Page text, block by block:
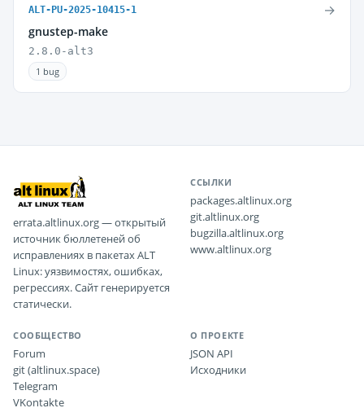
ALT-PU-2025-10415-1
gnustep-make
2.8.0-alt3
1 bug
→
errata.altlinux.org — открытый
источник бюллетеней об
исправлениях в пакетах ALT
Linux: уязвимостях, ошибках,
регрессиях. Сайт генерируется
статически.
ССЫЛКИ
packages.altlinux.org
git.altlinux.org
bugzilla.altlinux.org
www.altlinux.org
СООБЩЕСТВО
Forum
git (altlinux.space)
Telegram
VKontakte
О ПРОЕКТЕ
JSON API
Исходники